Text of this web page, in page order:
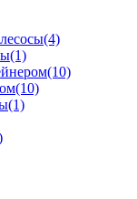
(4)
(1)
(10)
(10)
(1)